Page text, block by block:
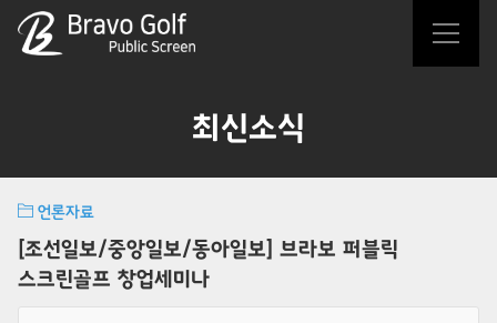
최신소식
언론자료
[조선일보/중앙일보/동아일보] 브라보 퍼블릭
스크린골프 창업세미나